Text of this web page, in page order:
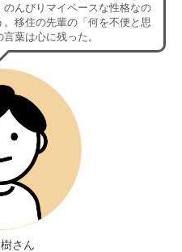
んびりマイペースな性格なの
移住の先輩の「何を不便と思
葉は心に残った。
さん